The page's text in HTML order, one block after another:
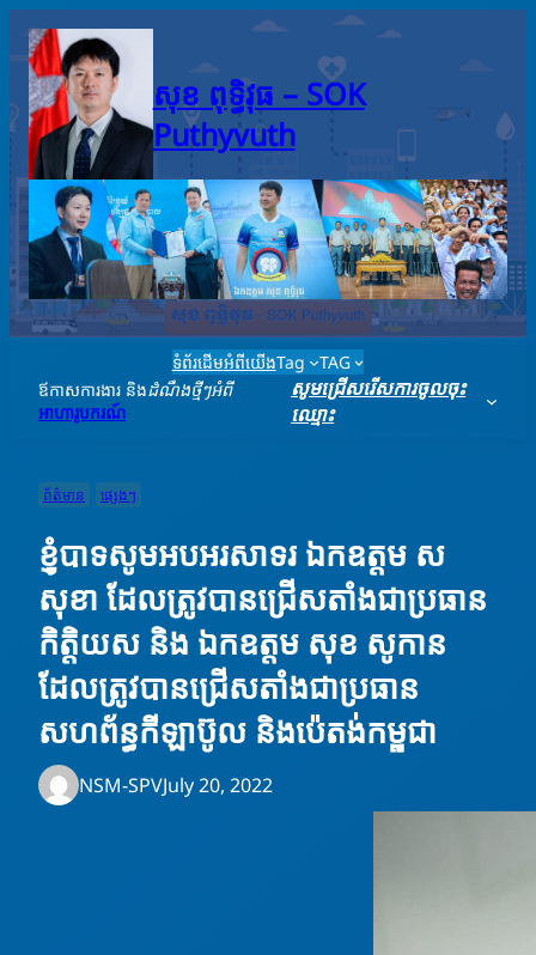
content
សុខ ពុទ្ធិវុធ – SO​K
Puthyvuth
ទំព័រដើមអំពីយើងTag
TAG
ឪកាសការងារ និងដំណឹងថ្មីៗអំពី
អាហារូបករណ៍
សូមជ្រើសរើសការចូលចុះ
ឈ្មោះ
ព័ត៌មាន ផ្សេងៗ
ខ្ញុំបាទសូមអបអរសាទរ ឯកឧត្តម ស
សុខា ដែលត្រូវបានជ្រើសតាំងជាប្រធាន
កិត្តិយស និង ឯកឧត្តម សុខ សូកាន
ដែលត្រូវបានជ្រើសតាំងជាប្រធាន
សហព័ន្ធកីឡាប៊ូល និងប៉េតង់កម្ពុជា
NSM-SPVJuly 20, 2022